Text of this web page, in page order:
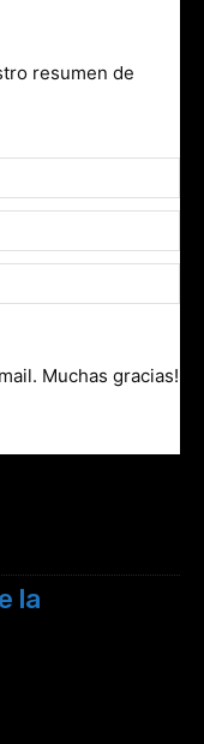
resumen de
Muchas gracias!
la